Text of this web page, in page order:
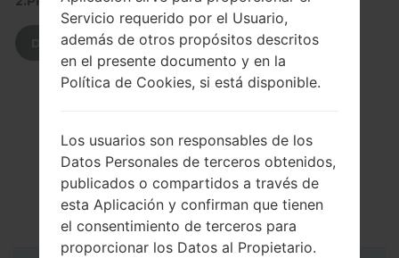
DESCARGAR
Servicio requerido por el Usuario,
además de otros propósitos descritos
en el presente documento y en la
Política de Cookies, si está disponible.
Los usuarios son responsables de los
Datos Personales de terceros obtenidos,
publicados o compartidos a través de
esta Aplicación y confirman que tienen
el consentimiento de terceros para
proporcionar los Datos al Propietario.